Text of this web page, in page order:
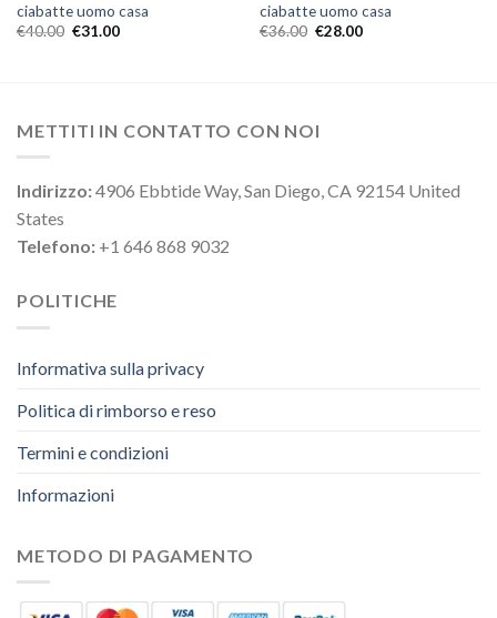
ciabatte uomo casa
€40.00 €31.00
ciabatte uomo casa
€36.00 €28.00
METTITI IN CONTATTO CON NOI
Indirizzo:4906 Ebbtide Way, San Diego, CA 92154 United
States
Telefono: +1 646 868 9032
POLITICHE
Informativa sulla privacy
Politica di rimborso e reso
Termini e condizioni
Informazioni
METODO DI PAGAMENTO